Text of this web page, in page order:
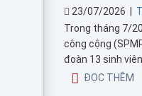
23/07/2026
Trong tháng 7/
công cộng
đoàn 13 sinh
(Gyeongkuk
ĐỌC THÊM